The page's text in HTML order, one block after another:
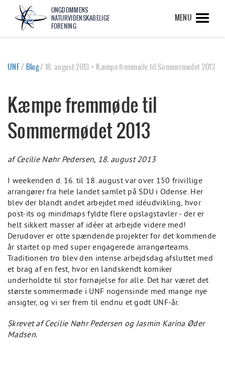
UNGDOMMENS
NATURVIDENSKABELIGE
FORENING
MENU
UNF/Blog/18. august 2013 • Kæmpe fremmøde til Sommermødet 2013
Kæmpe fremmøde til
Sommermødet 2013
af Cecilie Nøhr Pedersen, 18. august 2013
I weekenden d. 16. til 18. august var over 150 frivillige
arrangører fra hele landet samlet på SDU i Odense. Her
blev der blandt andet arbejdet med idéudvikling, hvor
post-its og mindmaps fyldte flere opslagstavler - der er
helt sikkert masser af idéer at arbejde videre med!
Derudover er otte spændende projekter for det kommende
år startet op med super engagerede arrangørteams.
Traditionen tro blev den intense arbejdsdag afsluttet med
et brag af en fest, hvor en landskendt komiker
underholdte til stor fornøjelse for alle. Det har været det
største sommermøde i UNF nogensinde med mange nye
ansigter, og vi ser frem til endnu et godt UNF-år.
Skrevet af Cecilie Nøhr Pedersen og Jasmin Karina Øder
Madsen.